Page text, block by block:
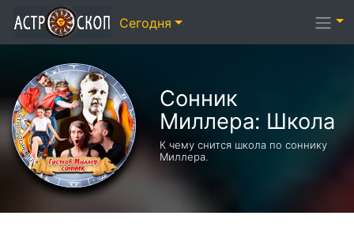
Сонник
Миллера: Школа
К чему снится школа по соннику
Миллера.
Сегодня